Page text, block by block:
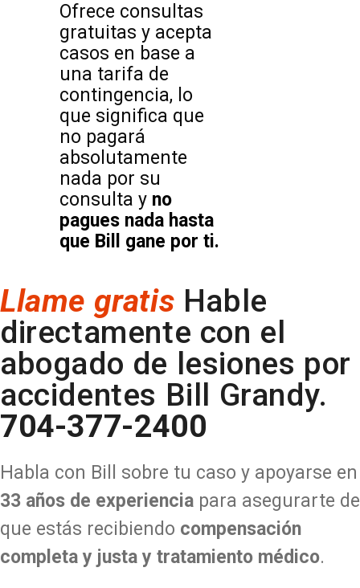
Ofrece consultas
gratuitas y acepta
casos en base a
una tarifa de
contingencia, lo
que significa que
no pagará
absolutamente
nada por su
consulta y no
pagues nada hasta
que Bill gane por ti.
Llame gratis Hable
directamente con el
abogado de lesiones por
accidentes Bill Grandy.
704-377-2400
Habla con Bill sobre tu caso y apoyarse en
33 años de experiencia para asegurarte de
que estás recibiendo compensación
completa y justa y tratamiento médico.